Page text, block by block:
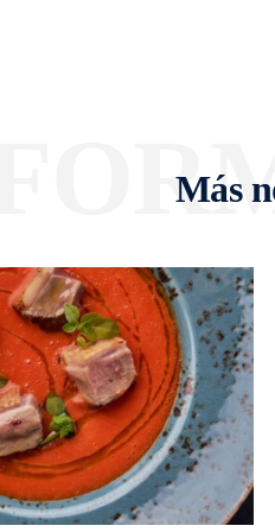
Más